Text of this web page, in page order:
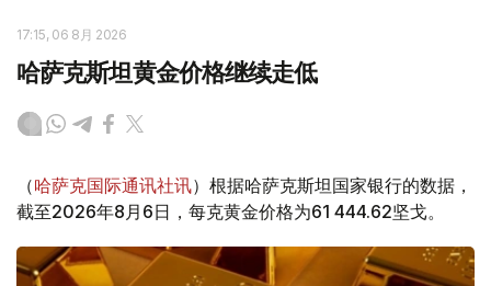
17:15, 06 8月 2026
哈萨克斯坦黄金价格继续走低
（哈萨克国际通讯社讯）根据哈萨克斯坦国家银行的数据，
截至2026年8月6日，每克黄金价格为61 444.62坚戈。